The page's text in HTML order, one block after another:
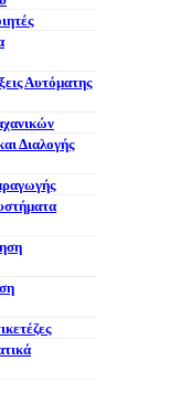
Αυτόματης
Διαλογής